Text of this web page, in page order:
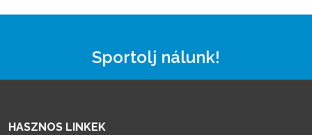
Sportolj nálunk!
HASZNOS LINKEK